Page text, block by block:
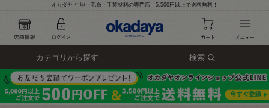
オカダヤ 生地・毛糸・手芸材料の専門店｜5,500円以上で送料無料！
カテゴリから探す 検索